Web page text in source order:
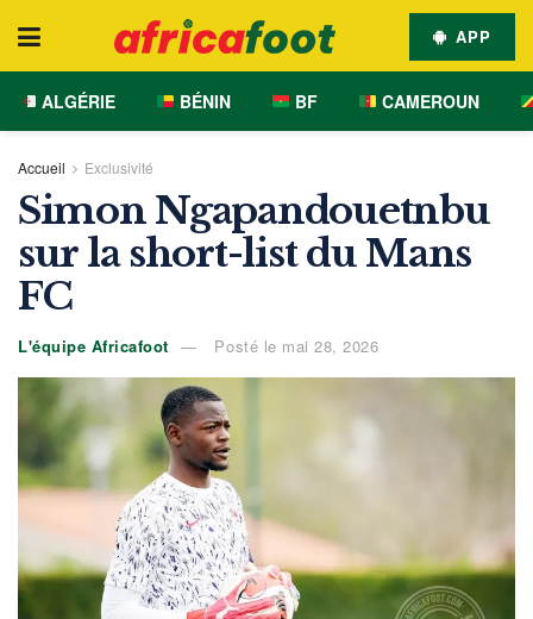
APP
ALGÉRIE BÉNIN BF CAMEROUN
Accueil Exclusivité
Simon Ngapandouetnbu
sur la short-list du Mans
FC
L'équipe Africafoot Posté le mai 28, 2026